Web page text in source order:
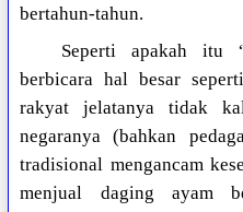
bertahun-tahun.
Seperti apakah itu
berbicara hal besar
rakyat jelatanya tidak
negaranya (bahkan
tradisional mengancam
menjual daging ayam